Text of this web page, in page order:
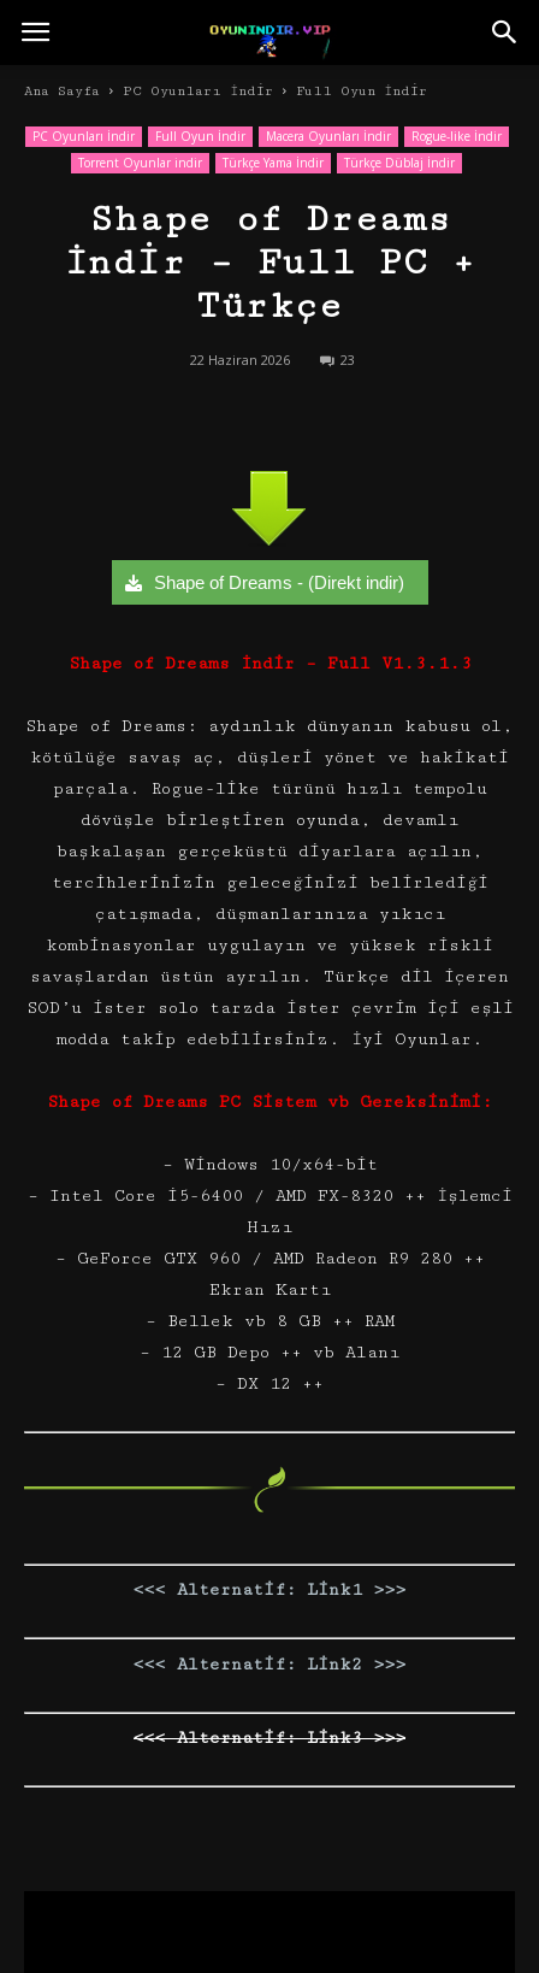
Ana Sayfa PC Oyunları İndir Full Oyun İndir
PC Oyunları İndir Full Oyun İndir Macera Oyunları İndir
Rogue-like İndir
Torrent Oyunlar indir
Türkçe Yama İndir Türkçe Düblaj İndir
Shape of Dreams
İndir – Full PC +
Türkçe
22 Haziran 2026 23
Shape of Dreams - (Direkt indir)
Shape of Dreams İndir – Full V1.3.1.3
Shape of Dreams: aydınlık dünyanın kabusu ol,
kötülüğe savaş aç, düşleri yönet ve hakikati
parçala. Rogue-like türünü hızlı tempolu
dövüşle birleştiren oyunda, devamlı
başkalaşan gerçeküstü diyarlara açılın,
tercihlerinizin geleceğinizi belirlediği
çatışmada, düşmanlarınıza yıkıcı
kombinasyonlar uygulayın ve yüksek riskli
savaşlardan üstün ayrılın. Türkçe dil içeren
SOD’u ister solo tarzda ister çevrim içi eşli
modda takip edebilirsiniz. İyi Oyunlar.
Shape of Dreams PC Sistem vb Gereksinimi:
– Windows 10/x64-bit
– Intel Core i5-6400 / AMD FX-8320 ++ İşlemci
Hızı
– GeForce GTX 960 / AMD Radeon R9 280 ++
Ekran Kartı
– Bellek vb 8 GB ++ RAM
– 12 GB Depo ++ vb Alanı
– DX 12 ++
<<< Alternatif: Link1 >>>
<<< Alternatif: Link2 >>>
<<< Alternatif: Link3 >>>